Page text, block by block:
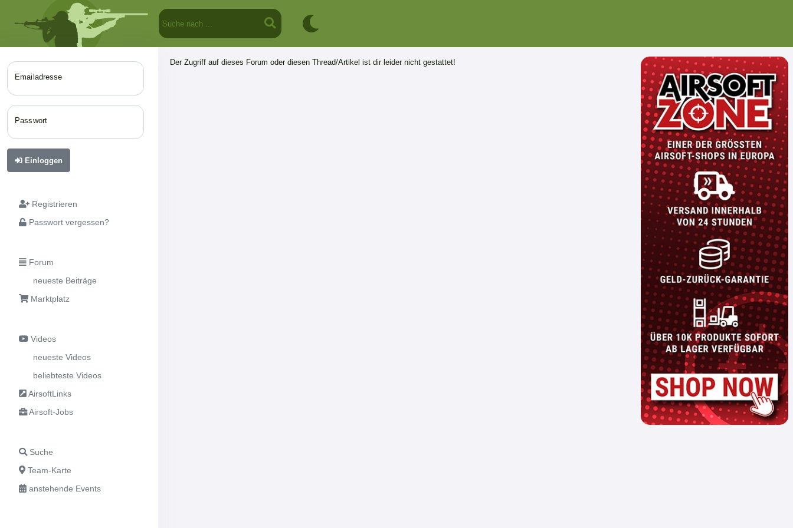
Emailadresse
Passwort
Einloggen
Registrieren
Passwort vergessen?
Forum
neueste Beiträge
Marktplatz
Videos
neueste Videos
beliebteste Videos
AirsoftLinks
Airsoft-Jobs
Suche
Team-Karte
anstehende Events
Der Zugriff auf dieses Forum oder diesen Thread/Artikel ist dir leider nicht gestattet!